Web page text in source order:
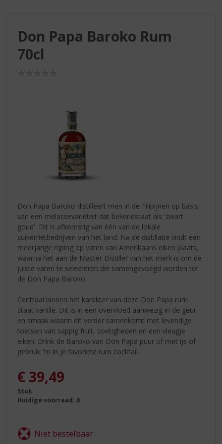
Don Papa Baroko Rum
70cl
Don Papa Baroko distilleert men in de Filipijnen op basis
van een melassevariëteit dat bekendstaat als 'zwart
goud'. Dit is afkomstig van één van de lokale
suikerrietbedrijven van het land. Na de distillatie vindt een
meerjarige rijping op vaten van Amerikaans eiken plaats,
waarna het aan de Master Distiller van het merk is om de
juiste vaten te selecteren die samengevoegd worden tot
de Don Papa Baroko.
Centraal binnen het karakter van deze Don Papa rum
staat vanille. Dit is in een overvloed aanwezig in de geur
en smaak waarin dit verder samenkomt met levendige
toetsen van sappig fruit, zoetigheden en een vleugje
eiken. Drink de Baroko van Don Papa puur of met ijs of
gebruik 'm in je favoriete rum cocktail.
€ 39,49
Stuk
Huidige voorraad: 0